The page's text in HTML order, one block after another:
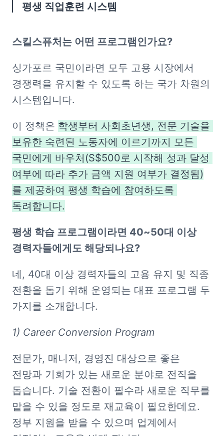
평생 직업훈련 시스템
스킬스퓨처는 어떤 프로그램인가요?
싱가포르 국민이라면 모두 고용 시장에서
경쟁력을 유지할 수 있도록 하는 국가 차원의
시스템입니다.
이 정책은 학생부터 사회초년생, 전문 기술을
보유한 숙련된 노동자에 이르기까지 모든
국민에게 바우처(S$500로 시작해 성과 달성
여부에 따라 추가 금액 지원 여부가 결정됨)
를 제공하여 평생 학습에 참여하도록
독려합니다.
평생 학습 프로그램이라면 40~50대 이상
경력자들에게도 해당되나요?
네, 40대 이상 경력자들의 고용 유지 및 직종
전환을 돕기 위해 운영되는 대표 프로그램 두
가지를 소개합니다.
1) Career Conversion Program
전문가, 매니저, 경영진 대상으로 좋은
전망과 기회가 있는 새로운 분야로 전직을
돕습니다. 기술 전환이 필수라 새로운 직무를
맡을 수 있을 정도로 재교육이 필요한데요.
정부 지원을 받을 수 있으며 업계에서